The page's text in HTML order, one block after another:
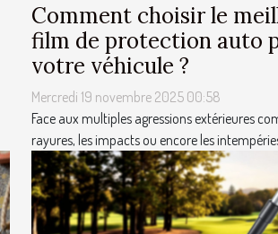
Comment choisir le
film de protection auto
votre véhicule ?
Mercredi 19 novembre 2025 00:58
Face aux multiples agressions extérieures
rayures, les impacts ou encore les